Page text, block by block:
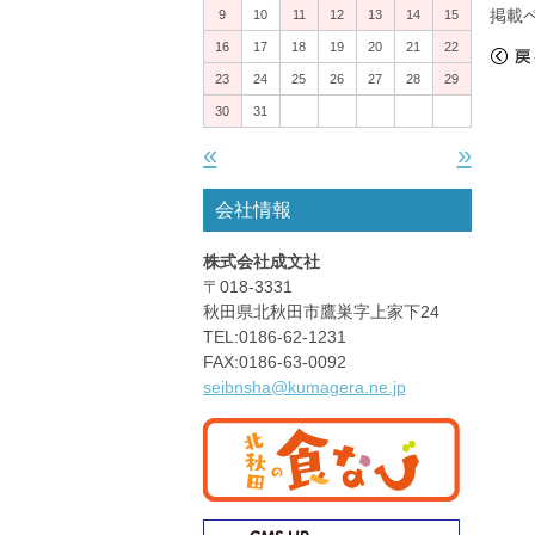
掲載
9 10 11 12 13 14 15
16 17 18 19 20 21 22
23 24 25 26 27 28 29
30 31
« »
会社情報
株式会社成文社
〒018-3331
秋田県北秋田市鷹巣字上家下24
TEL:0186-62-1231
FAX:0186-63-0092
seibnsha@kumagera.ne.jp